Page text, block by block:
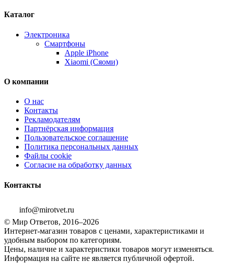
Каталог
Электроника
Смартфоны
Apple iPhone
Xiaomi (Сяоми)
О компании
О нас
Контакты
Рекламодателям
Партнёрская информация
Пользовательское соглашение
Политика персональных данных
Файлы cookie
Согласие на обработку данных
Контакты
info@mirotvet.ru
© Мир Ответов, 2016–2026
Интернет-магазин товаров с ценами, характеристиками и
удобным выбором по категориям.
Цены, наличие и характеристики товаров могут изменяться.
Информация на сайте не является публичной офертой.